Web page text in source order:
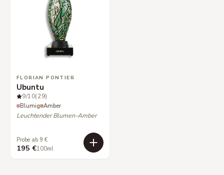
FLORIAN PONTIER
Ubuntu
9/10(29)
Blumig Amber
Leuchtender Blumen-Amber
Probe ab 9 €
195 €100ml